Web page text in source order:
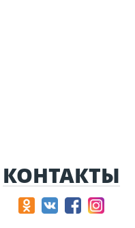
КОНТАКТЫ